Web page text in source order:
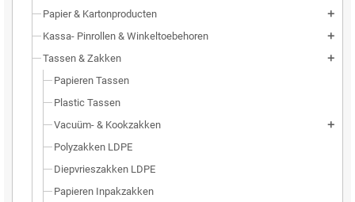
Papier & Kartonproducten add
Kassa- Pinrollen & Winkeltoebehoren add
Tassen & Zakken add
Papieren Tassen
Plastic Tassen
Vacuüm- & Kookzakken
add
Polyzakken LDPE
Diepvrieszakken LDPE
Papieren Inpakzakken